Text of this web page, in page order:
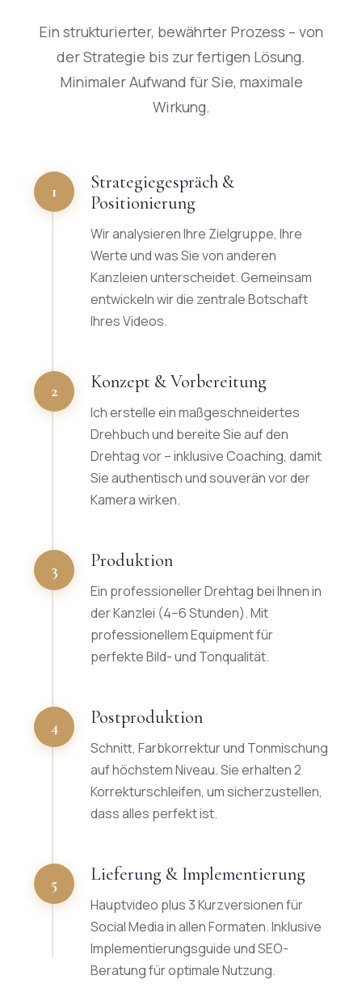
Ein strukturierter, bewährter Prozess – von
der Strategie bis zur fertigen Lösung.
Minimaler Aufwand für Sie, maximale
Wirkung.
1
Strategiegespräch &
Positionierung
Wir analysieren Ihre Zielgruppe, Ihre
Werte und was Sie von anderen
Kanzleien unterscheidet. Gemeinsam
entwickeln wir die zentrale Botschaft
Ihres Videos.
2 Konzept & Vorbereitung
Ich erstelle ein maßgeschneidertes
Drehbuch und bereite Sie auf den
Drehtag vor – inklusive Coaching, damit
Sie authentisch und souverän vor der
Kamera wirken.
3 Produktion
Ein professioneller Drehtag bei Ihnen in
der Kanzlei (4–6 Stunden). Mit
professionellem Equipment für
perfekte Bild- und Tonqualität.
4 Postproduktion
Schnitt, Farbkorrektur und Tonmischung
auf höchstem Niveau. Sie erhalten 2
Korrekturschleifen, um sicherzustellen,
dass alles perfekt ist.
5 Lieferung & Implementierung
Hauptvideo plus 3 Kurzversionen für
Social Media in allen Formaten. Inklusive
Implementierungsguide und SEO-
Beratung für optimale Nutzung.